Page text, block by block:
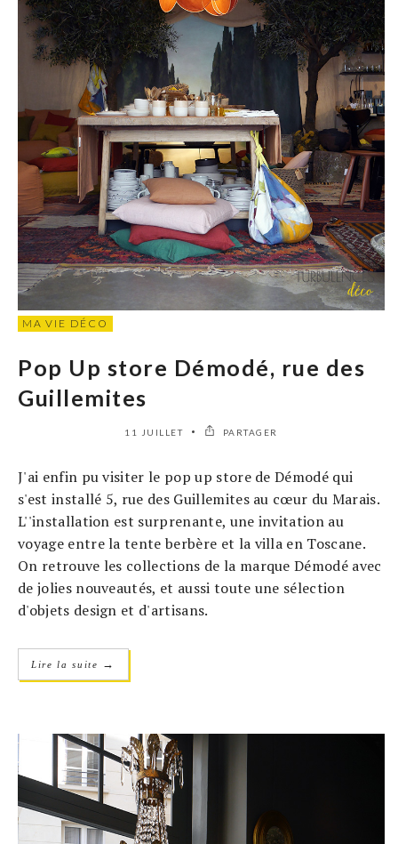
MA VIE DÉCO
Pop Up store Démodé, rue des
Guillemites
11 JUILLET PARTAGER
J'ai enfin pu visiter le pop up store de Démodé qui
s'est installé 5, rue des Guillemites au cœur du Marais.
L''installation est surprenante, une invitation au
voyage entre la tente berbère et la villa en Toscane.
On retrouve les collections de la marque Démodé avec
de jolies nouveautés, et aussi toute une sélection
d'objets design et d'artisans.
Lire la suite →